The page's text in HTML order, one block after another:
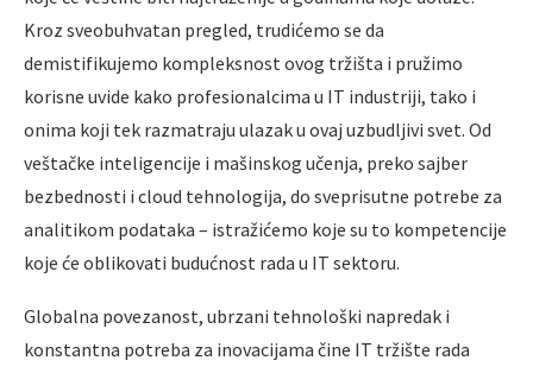
Kroz sveobuhvatan pregled, trudićemo se da
demistifikujemo kompleksnost ovog tržišta i pružimo
korisne uvide kako profesionalcima u IT industriji, tako i
onima koji tek razmatraju ulazak u ovaj uzbudljivi svet. Od
veštačke inteligencije i mašinskog učenja, preko sajber
bezbednosti i cloud tehnologija, do sveprisutne potrebe za
analitikom podataka – istražićemo koje su to kompetencije
koje će oblikovati budućnost rada u IT sektoru.
Globalna povezanost, ubrzani tehnološki napredak i
konstantna potreba za inovacijama čine IT tržište rada